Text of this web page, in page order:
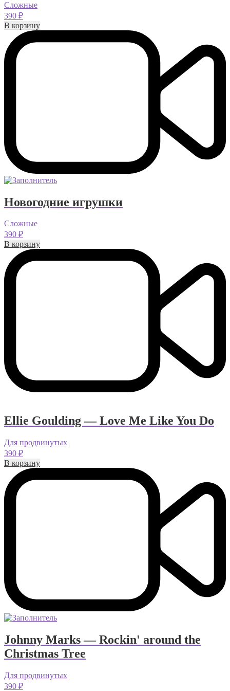
Сложные
390 ₽
В корзину
Новогодние игрушки
Сложные
390 ₽
В корзину
Ellie Goulding — Love Me Like You Do
Для продвинутых
390 ₽
В корзину
Johnny Marks — Rockin' around the
Christmas Tree
Для продвинутых
390 ₽